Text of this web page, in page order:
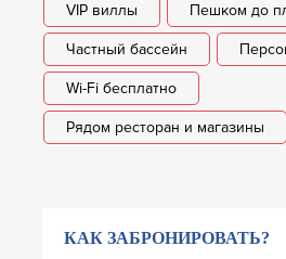
VIP виллы Пешком до
Частный бассейн
Wi-Fi бесплатно
Рядом ресторан и магазины
КАК ЗАБРОНИРОВАТЬ?